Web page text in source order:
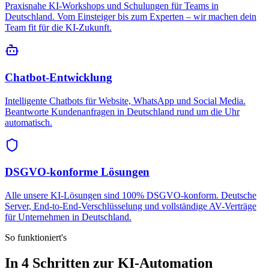
Praxisnahe KI-Workshops und Schulungen für Teams in
Deutschland. Vom Einsteiger bis zum Experten – wir machen dein
Team fit für die KI-Zukunft.
Chatbot-Entwicklung
Intelligente Chatbots für Website, WhatsApp und Social Media.
Beantworte Kundenanfragen in Deutschland rund um die Uhr
automatisch.
DSGVO-konforme Lösungen
Alle unsere KI-Lösungen sind 100% DSGVO-konform. Deutsche
Server, End-to-End-Verschlüsselung und vollständige AV-Verträge
für Unternehmen in Deutschland.
So funktioniert's
In 4 Schritten zur KI-Automation